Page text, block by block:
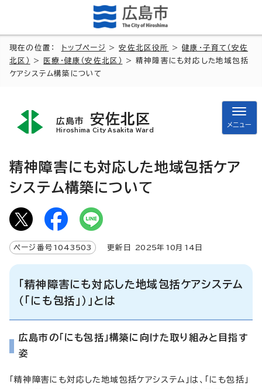
現在の位置： トップページ >安佐北区役所 >健康・子育て（安佐
北区）
> 医療・健康（安佐北区）
> 精神障害にも対応した地域包括
ケアシステム構築について
広島市 安佐北区
Hiroshima City Asakita Ward
メニュー
精神障害にも対応した地域包括ケア
システム構築について
ページ番号 1043503 更新日 2025年 10月 14 日
「精神障害にも対応した地域包括ケアシステム
（「にも包括」）」とは
広島市の「にも包括」構築に向けた取り組みと目指す
姿
「精神障害にも対応した地域包括ケアシステム」は、「にも包括」